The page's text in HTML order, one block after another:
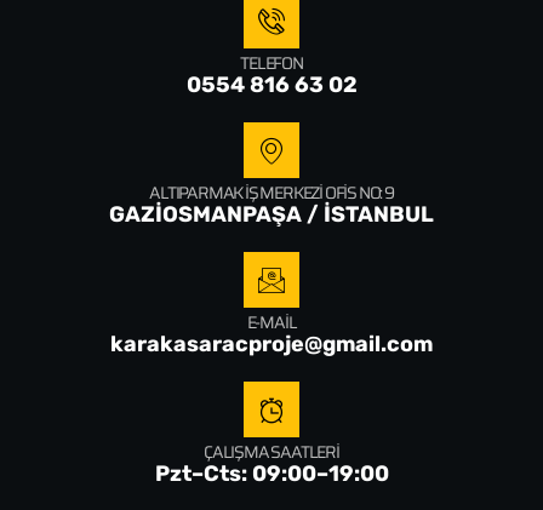
TELEFON
0554 816 63 02
ALTIPARMAK İŞ MERKEZI OFIS NO: 9
GAZİOSMANPAŞA / İSTANBUL
E-MAIL
karakasaracproje@gmail.com
ÇALIŞMA SAATLERI
Pzt–Cts: 09:00–19:00